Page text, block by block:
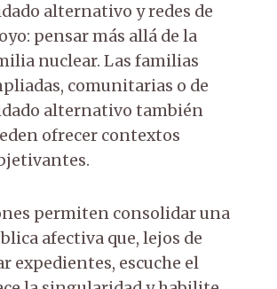
alternativo y redes de
pensar más allá de la
nuclear. Las familias
comunitarias o de
alternativo también
ofrecer contextos
permiten consolidar una
afectiva que, lejos de
expedientes, escuche el